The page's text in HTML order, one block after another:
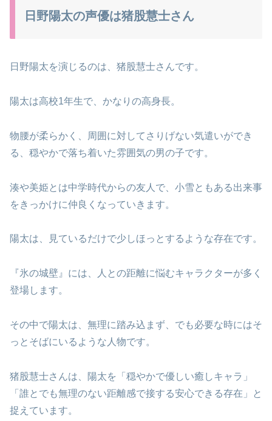
日野陽太の声優は猪股慧士さん
日野陽太を演じるのは、猪股慧士さんです。
陽太は高校1年生で、かなりの高身長。
物腰が柔らかく、周囲に対してさりげない気遣いができ
る、穏やかで落ち着いた雰囲気の男の子です。
湊や美姫とは中学時代からの友人で、小雪ともある出来事
をきっかけに仲良くなっていきます。
陽太は、見ているだけで少しほっとするような存在です。
『氷の城壁』には、人との距離に悩むキャラクターが多く
登場します。
その中で陽太は、無理に踏み込まず、でも必要な時にはそ
っとそばにいるような人物です。
猪股慧士さんは、陽太を「穏やかで優しい癒しキャラ」
「誰とでも無理のない距離感で接する安心できる存在」と
捉えています。